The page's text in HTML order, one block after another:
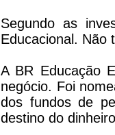
Segundo as
Educacional. Não
A BR Educação
negócio. Foi
dos fundos de
destino do